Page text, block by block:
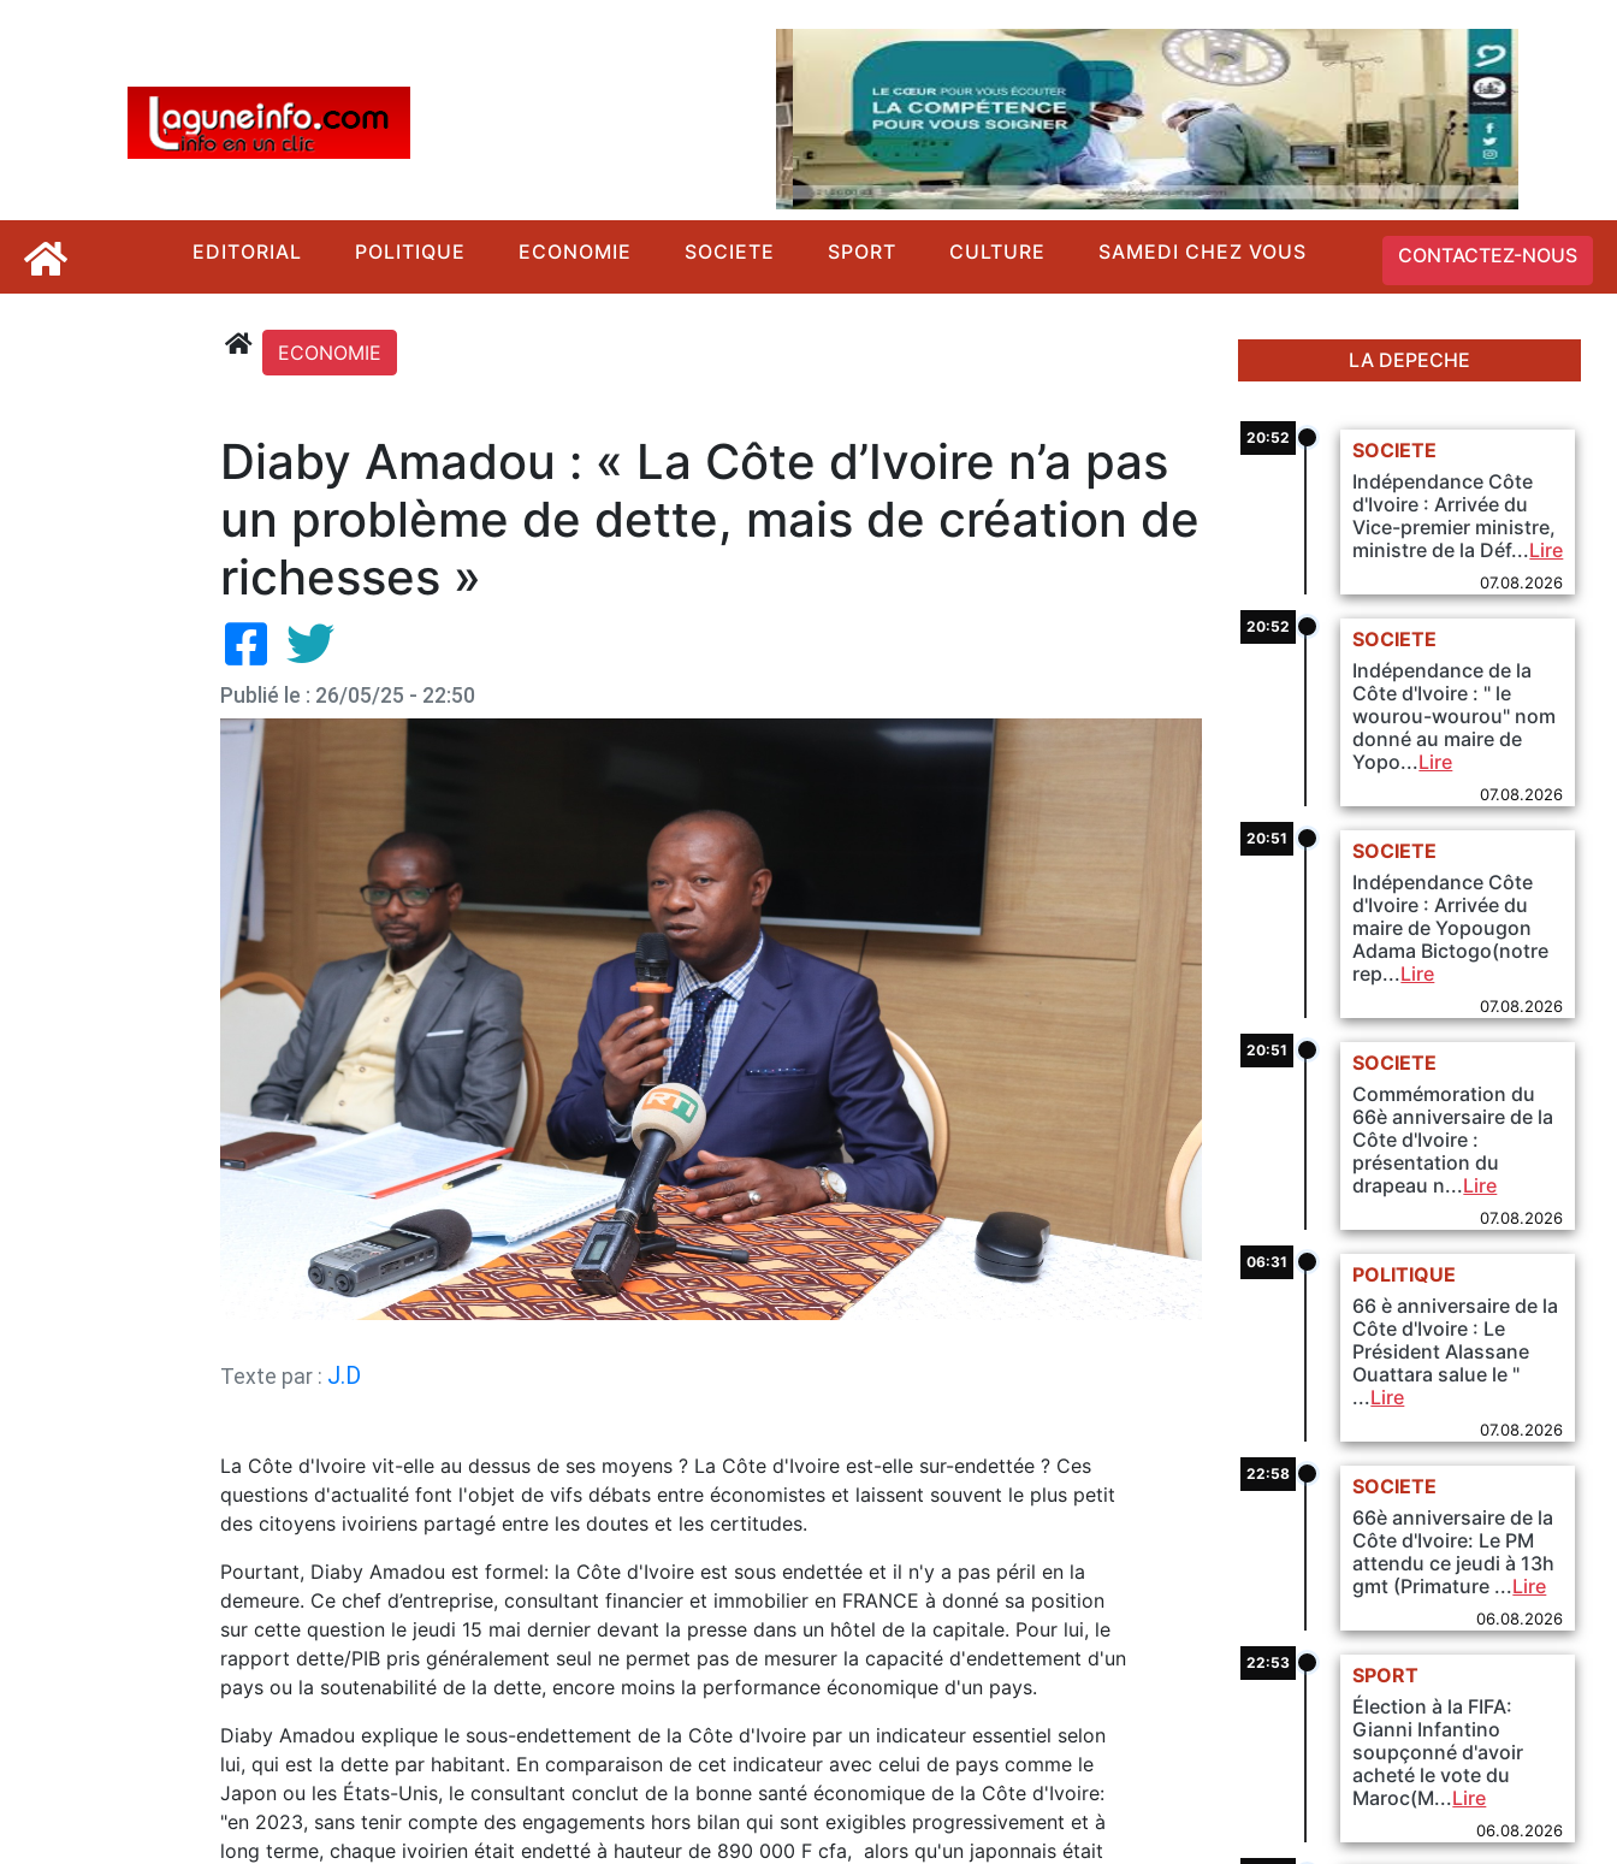
EDITORIAL POLITIQUE ECONOMIE SOCIETE SPORT CULTURE SAMEDI CHEZ VOUS CONTACTEZ-NOUS
ECONOMIE
Diaby Amadou : « La Côte d’Ivoire n’a pas
un problème de dette, mais de création de
richesses »
Publié le : 26/05/25 - 22:50
Texte par : J.D
La Côte d'Ivoire vit-elle au dessus de ses moyens ? La Côte d'Ivoire est-elle sur-endettée ? Ces
questions d'actualité font l'objet de vifs débats entre économistes et laissent souvent le plus petit
des citoyens ivoiriens partagé entre les doutes et les certitudes.
Pourtant, Diaby Amadou est formel: la Côte d'Ivoire est sous endettée et il n'y a pas péril en la
demeure. Ce chef d’entreprise, consultant financier et immobilier en FRANCE à donné sa position
sur cette question le jeudi 15 mai dernier devant la presse dans un hôtel de la capitale. Pour lui, le
rapport dette/PIB pris généralement seul ne permet pas de mesurer la capacité d'endettement d'un
pays ou la soutenabilité de la dette, encore moins la performance économique d'un pays.
Diaby Amadou explique le sous-endettement de la Côte d'Ivoire par un indicateur essentiel selon
lui, qui est la dette par habitant. En comparaison de cet indicateur avec celui de pays comme le
Japon ou les États-Unis, le consultant conclut de la bonne santé économique de la Côte d'Ivoire:
"en 2023, sans tenir compte des engagements hors bilan qui sont exigibles progressivement et à
long terme, chaque ivoirien était endetté à hauteur de 890 000 F cfa, alors qu'un japonnais était
LA DEPECHE
SOCIETE
Indépendance Côte
d'Ivoire : Arrivée du
Vice-premier ministre,
ministre de la Déf...Lire
07.08.2026
20:52
SOCIETE
Indépendance de la
Côte d'Ivoire : " le
wourou-wourou" nom
donné au maire de
Yopo...Lire
07.08.2026
20:52
SOCIETE
Indépendance Côte
d'Ivoire : Arrivée du
maire de Yopougon
Adama Bictogo(notre
rep...Lire
07.08.2026
20:51
SOCIETE
Commémoration du
66è anniversaire de la
Côte d'Ivoire :
présentation du
drapeau n...Lire
07.08.2026
20:51
POLITIQUE
66 è anniversaire de la
Côte d'Ivoire : Le
Président Alassane
Ouattara salue le "
...Lire
07.08.2026
06:31
SOCIETE
66è anniversaire de la
Côte d'Ivoire: Le PM
attendu ce jeudi à 13h
gmt (Primature ...Lire
06.08.2026
22:58
SPORT
Élection à la FIFA:
Gianni Infantino
soupçonné d'avoir
acheté le vote du
Maroc(M...Lire
06.08.2026
22:53